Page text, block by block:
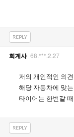
REPLY
회계사 68.***.2.27
저의 개인적인 의
해당 자동차에 맞
타이어는 한번갈
REPLY